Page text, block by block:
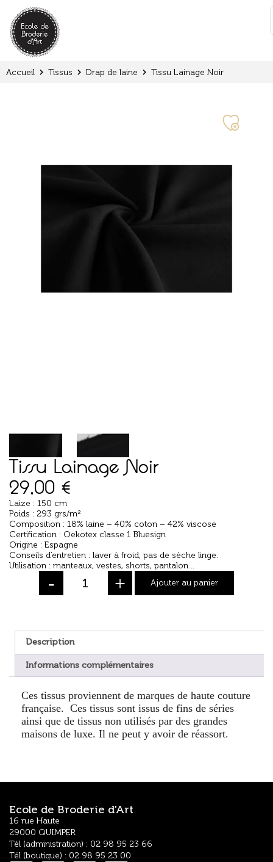
:
Accueil Tissus Drap de laine Tissu Lainage Noir
Tissu Lainage Noir
29,00 €
Laize : 150 cm
Poids : 293 grs/m²
Composition : 18% laine – 40% coton – 42% viscose
Certification : Oekotex classe 1 Bluesign
Origine : Espagne
Conseils d’entretien : laver à froid, pas de sèche linge.
Utilisation : manteaux, vestes, shorts, pantalon…
- + Ajouter au panier
Description
Informations complémentaires
Ces tissus proviennent de marques de haute couture
française. Ces tissus sont issus de fins de séries
ainsi que de tissus non utilisés par des grandes
maisons de luxe. Il ne peut y avoir de réassort.
Ecole de Broderie d'Art
16 rue Haute
29000 QUIMPER
Tél (administration) : 02 98 95 23 66
Tél (boutique) : 02 98 95 23 00
Panneau de gestion des cookies